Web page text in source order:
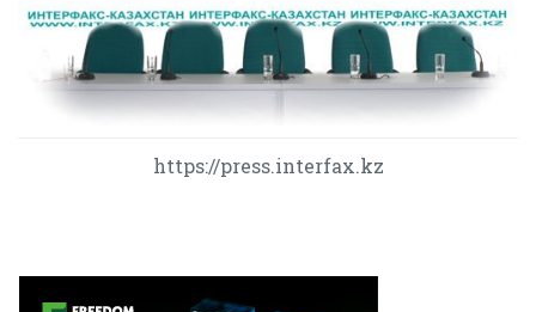
https://press.interfax.kz